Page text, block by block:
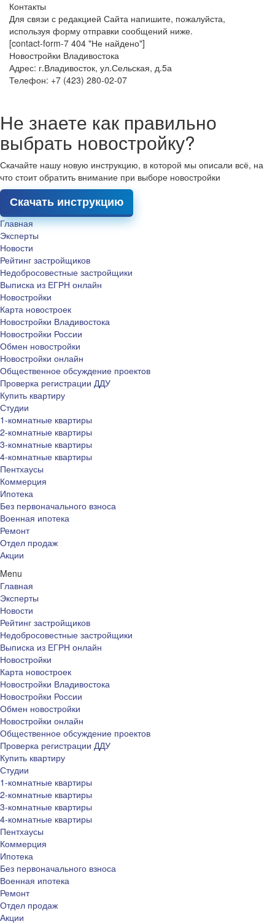
Контакты
Для связи с редакцией Сайта напишите, пожалуйста,
используя форму отправки сообщений ниже.
[contact-form-7 404 "Не найдено"]
Новостройки Владивостока
Адрес: г.Владивосток, ул.Сельская, д.5а
Телефон: +7 (423) 280-02-07
Не знаете как правильно
выбрать новостройку?
Скачайте нашу новую инструкцию, в которой мы описали всё, на
что стоит обратить внимание при выборе новостройки
Скачать инструкцию
Главная
Эксперты
Новости
Рейтинг застройщиков
Недобросовестные застройщики
Выписка из ЕГРН онлайн
Новостройки
Карта новостроек
Новостройки Владивостока
Новостройки России
Обмен новостройки
Новостройки онлайн
Общественное обсуждение проектов
Проверка регистрации ДДУ
Купить квартиру
Студии
1-комнатные квартиры
2-комнатные квартиры
3-комнатные квартиры
4-комнатные квартиры
Пентхаусы
Коммерция
Ипотека
Без первоначального взноса
Военная ипотека
Ремонт
Отдел продаж
Акции
Menu
Главная
Эксперты
Новости
Рейтинг застройщиков
Недобросовестные застройщики
Выписка из ЕГРН онлайн
Новостройки
Карта новостроек
Новостройки Владивостока
Новостройки России
Обмен новостройки
Новостройки онлайн
Общественное обсуждение проектов
Проверка регистрации ДДУ
Купить квартиру
Студии
1-комнатные квартиры
2-комнатные квартиры
3-комнатные квартиры
4-комнатные квартиры
Пентхаусы
Коммерция
Ипотека
Без первоначального взноса
Военная ипотека
Ремонт
Отдел продаж
Акции